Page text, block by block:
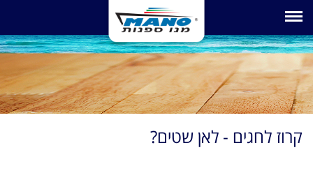
Toggle navigation
קרוז לחגים - לאן שטים?